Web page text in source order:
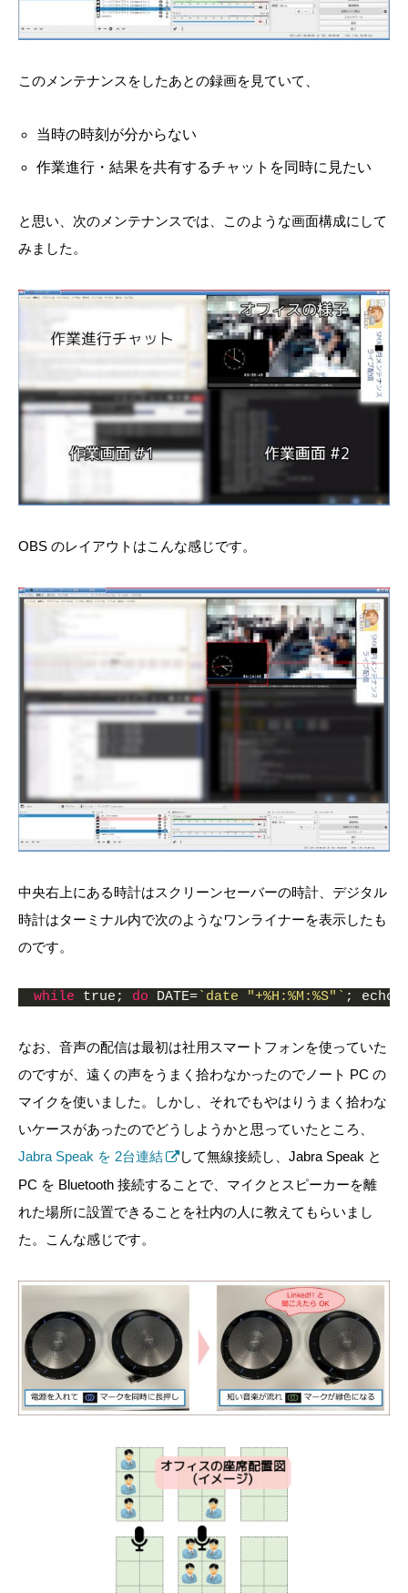
このメンテナンスをしたあとの録画を見ていて、
当時の時刻が分からない
作業進行・結果を共有するチャットを同時に見たい
と思い、次のメンテナンスでは、このような画面構成にして
みました。
OBS のレイアウトはこんな感じです。
中央右上にある時計はスクリーンセーバーの時計、デジタル
時計はターミナル内で次のようなワンライナーを表示したも
のです。
while true; do DATE= `date "+%H:%M:%S"` ; echo
なお、音声の配信は最初は社用スマートフォンを使っていた
のですが、遠くの声をうまく拾わなかったのでノート PC の
マイクを使いました。しかし、それでもやはりうまく拾わな
いケースがあったのでどうしようかと思っていたところ、
Jabra Speak を 2台連結
して無線接続し、Jabra Speak と
PC を Bluetooth 接続することで、マイクとスピーカーを離
れた場所に設置できることを社内の人に教えてもらいまし
た。こんな感じです。